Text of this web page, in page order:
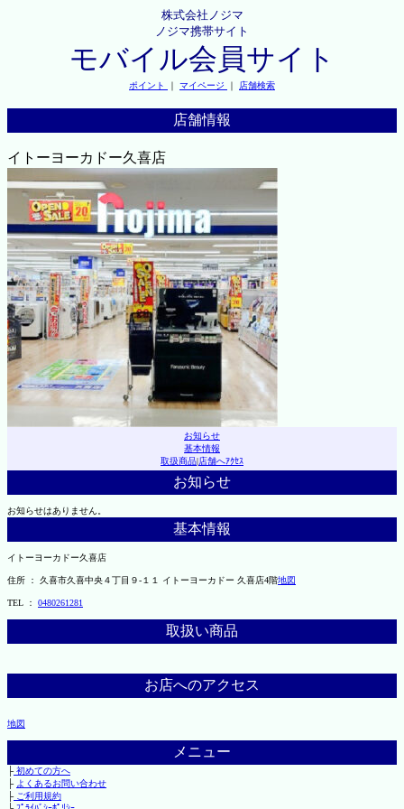
株式会社ノジマ
ノジマ携帯サイト
モバイル会員サイト
ポイント ｜ マイページ ｜ 店舗検索
店舗情報
イトーヨーカドー久喜店
お知らせ
基本情報
取扱商品|店舗へｱｸｾｽ
お知らせ
お知らせはありません。
基本情報
イトーヨーカドー久喜店
住所 ： 久喜市久喜中央４丁目９-１１ イトーヨーカドー 久喜店4階地図
TEL ： 0480261281
取扱い商品
お店へのアクセス
地図
メニュー
├初めての方へ
├ よくあるお問い合わせ
├ご利用規約